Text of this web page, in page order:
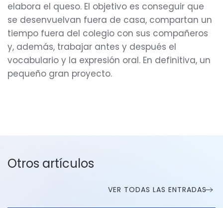
elabora el queso. El objetivo es conseguir que
se desenvuelvan fuera de casa, compartan un
tiempo fuera del colegio con sus compañeros
y, además, trabajar antes y después el
vocabulario y la expresión oral. En definitiva, un
pequeño gran proyecto.
Otros artículos
VER TODAS LAS ENTRADAS